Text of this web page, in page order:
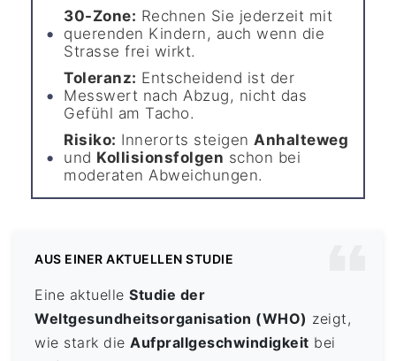
30-Zone: Rechnen Sie jederzeit mit
querenden Kindern, auch wenn die
Strasse frei wirkt.
Toleranz: Entscheidend ist der
Messwert nach Abzug, nicht das
Gefühl am Tacho.
Risiko: Innerorts steigenAnhalteweg
und Kollisionsfolgen schon bei
moderaten Abweichungen.
AUS EINER AKTUELLEN STUDIE
Eine aktuelleStudie der
Weltgesundheitsorganisation (WHO) zeigt,
wie stark dieAufprallgeschwindigkeit bei